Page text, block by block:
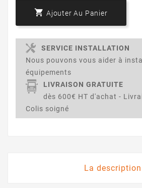
 Ajouter Au Panier
SERVICE INSTALLATION
Nous pouvons vous aider à
équipements
LIVRAISON GRATUITE
dès 600€ HT d'achat -
Colis soigné
La description